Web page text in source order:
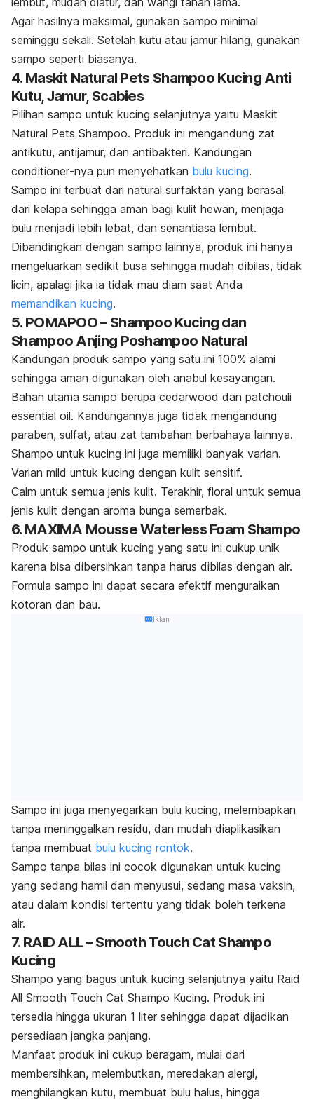
Agar hasilnya maksimal, gunakan sampo minimal
seminggu sekali. Setelah kutu atau jamur hilang, gunakan
sampo seperti biasanya.
4. Maskit Natural Pets Shampoo Kucing Anti
Kutu, Jamur, Scabies
Pilihan sampo untuk kucing selanjutnya yaitu Maskit
Natural Pets Shampoo. Produk ini mengandung zat
antikutu, antijamur, dan antibakteri. Kandungan
conditioner-nya pun menyehatkan bulu kucing.
Sampo ini terbuat dari natural surfaktan yang berasal
dari kelapa sehingga aman bagi kulit hewan, menjaga
bulu menjadi lebih lebat, dan senantiasa lembut.
Dibandingkan dengan sampo lainnya, produk ini hanya
mengeluarkan sedikit busa sehingga mudah dibilas, tidak
licin, apalagi jika ia tidak mau diam saat Anda
memandikan kucing.
5. POMAPOO – Shampoo Kucing dan
Shampoo Anjing Poshampoo Natural
Kandungan produk sampo yang satu ini 100% alami
sehingga aman digunakan oleh anabul kesayangan.
Bahan utama sampo berupa cedarwood dan patchouli
essential oil. Kandungannya juga tidak mengandung
paraben, sulfat, atau zat tambahan berbahaya lainnya.
Shampo untuk kucing ini juga memiliki banyak varian.
Varian mild untuk kucing dengan kulit sensitif.
Calm untuk semua jenis kulit. Terakhir, floral untuk semua
jenis kulit dengan aroma bunga semerbak.
6. MAXIMA Mousse Waterless Foam Shampo
Produk sampo untuk kucing yang satu ini cukup unik
karena bisa dibersihkan tanpa harus dibilas dengan air.
Formula sampo ini dapat secara efektif menguraikan
kotoran dan bau.
Iklan
Sampo ini juga menyegarkan bulu kucing, melembapkan
tanpa meninggalkan residu, dan mudah diaplikasikan
tanpa membuat bulu kucing rontok.
Sampo tanpa bilas ini cocok digunakan untuk kucing
yang sedang hamil dan menyusui, sedang masa vaksin,
atau dalam kondisi tertentu yang tidak boleh terkena
air.
7. RAID ALL – Smooth Touch Cat Shampo
Kucing
Shampo yang bagus untuk kucing selanjutnya yaitu Raid
All Smooth Touch Cat Shampo Kucing. Produk ini
tersedia hingga ukuran 1 liter sehingga dapat dijadikan
persediaan jangka panjang.
Manfaat produk ini cukup beragam, mulai dari
membersihkan, melembutkan, meredakan alergi,
menghilangkan kutu, membuat bulu halus, hingga